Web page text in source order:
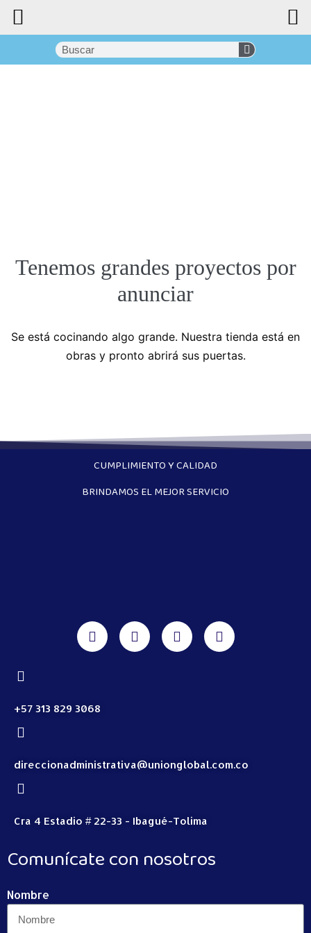
Tenemos grandes proyectos por
anunciar
Se está cocinando algo grande. Nuestra tienda está en
obras y pronto abrirá sus puertas.
CUMPLIMIENTO Y CALIDAD
BRINDAMOS EL MEJOR SERVICIO
+57 313 829 3068
direccionadministrativa@unionglobal.com.co
Cra 4 Estadio # 22-33 - Ibagué-Tolima
Comunícate con nosotros
Nombre